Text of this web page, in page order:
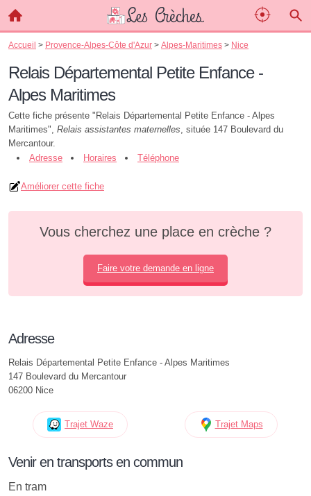
Accueil > Provence-Alpes-Côte d'Azur > Alpes-Maritimes > Nice
Relais Départemental Petite Enfance -
Alpes Maritimes
Cette fiche présente "Relais Départemental Petite Enfance - Alpes
Maritimes", Relais assistantes maternelles, située 147 Boulevard du
Mercantour.
Adresse
Horaires Téléphone
Améliorer cette fiche
Vous cherchez une place en crèche ?
Faire votre demande en ligne
Adresse
Relais Départemental Petite Enfance - Alpes Maritimes
147 Boulevard du Mercantour
06200 Nice
Trajet Waze Trajet Maps
Venir en transports en commun
En tram